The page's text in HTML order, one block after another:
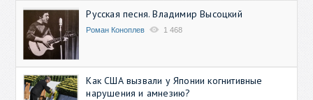
Русская песня. Владимир Высоцкий
Роман Коноплев 1 468
Как США вызвали у Японии когнитивные
нарушения и амнезию?